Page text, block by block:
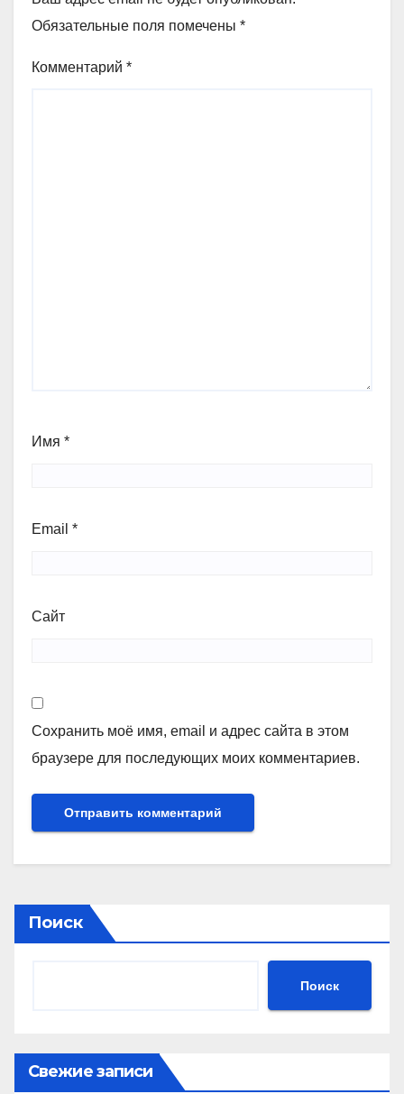
Обязательные поля помечены *
Комментарий *
Имя *
Email *
Сайт
Сохранить моё имя, email и адрес сайта в этом
браузере для последующих моих комментариев.
Поиск
Поиск
Свежие записи